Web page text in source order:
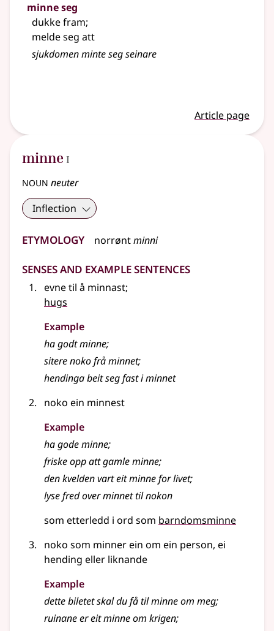
minne seg
dukke fram;
melde seg att
sjukdomen minte seg seinare
Article page
minne 1
I
noun neuter
Inflection
Etymology norrøntminni
Senses and Example Sentences
evne til å minnast;
hugs
Example
ha godt minne;
sitere noko frå minnet;
hendinga beit seg fast i minnet
noko ein minnest
Example
ha gode minne;
friske opp att gamle minne;
den kvelden vart eit minne for livet;
lyse fred over minnet til nokon
som etterledd i ord som barndomsminne
noko som minner ein om ein person, ei
hending eller liknande
Example
dette biletet skal du få til minne om meg;
ruinane er eit minne om krigen;